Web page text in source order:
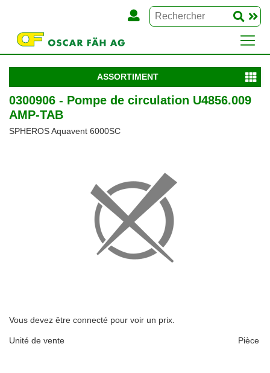
ASSORTIMENT
0300906 - Pompe de circulation U4856.009
AMP-TAB
SPHEROS Aquavent 6000SC
Vous devez être connecté pour voir un prix.
Unité de vente Pièce